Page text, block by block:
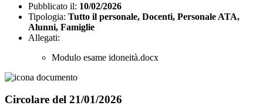
Pubblicato il: 10/02/2026
Tipologia: Tutto il personale, Docenti, Personale ATA,
Alunni, Famiglie
Allegati:
Modulo esame idoneità.docx
Circolare del 21/01/2026